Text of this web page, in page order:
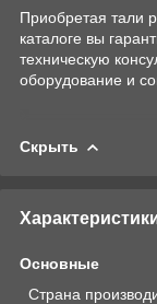
Приобретая тали
каталоге вы
техническую
оборудование и
Скрыть
Основные
Страна